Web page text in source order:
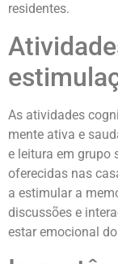
residentes.
As atividades
mente ativa e
e leitura em grupo
oferecidas nas
a estimular a
discussões e
estar emocional